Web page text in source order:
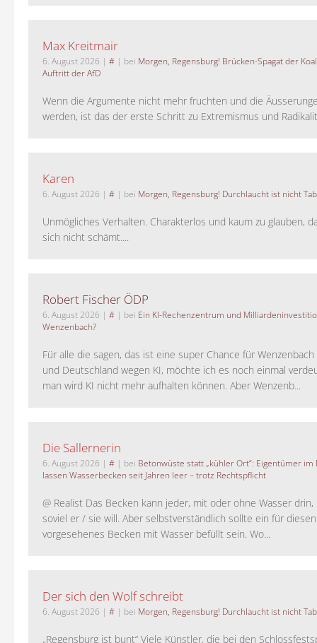
Max Kreitmair
6. August 2026 | # | bei Morgen, Regensburg! Brücken-Spagat der
Auftritt der AfD
Wenn die Argumente nicht mehr fruchten und die
werden, ist das der erste Schritt zu Extremismus und
Karen
6. August 2026 | # | bei Morgen, Regensburg! Durchlaucht ist nicht
Unmögliches Verhalten. Charakterlos und kaum zu glauben,
sich nicht schämt....
Robert Fischer ÖDP
6. August 2026 | # | bei Ein KI-Rechenzentrum und
Wenzenbach?
Für alle die sagen, das ist eine super Chance für
und Deutschland wegen KI, möchte ich es noch einmal
man wird KI nicht mehr aufhalten können. Aber Wenzenb...
Die Sallernerin
6. August 2026 | # | bei Betonwüste statt „kühler Ort“: Eigentümer
lassen Wasserbecken seit Jahren leer – trotz Rechtspflicht
@ Realist Das Becken kann jeder, mit oder ohne Wasser
soviel er / sie will. Aber selbstverständlich sollte ein für
vorgesehenes Becken mit Wasser befüllt sein. Wo...
Der sich den Wolf schreibt
6. August 2026 | # | bei Morgen, Regensburg! Durchlaucht ist nicht
„Regensburg ist bunt“ Viele Künstler, die bei den